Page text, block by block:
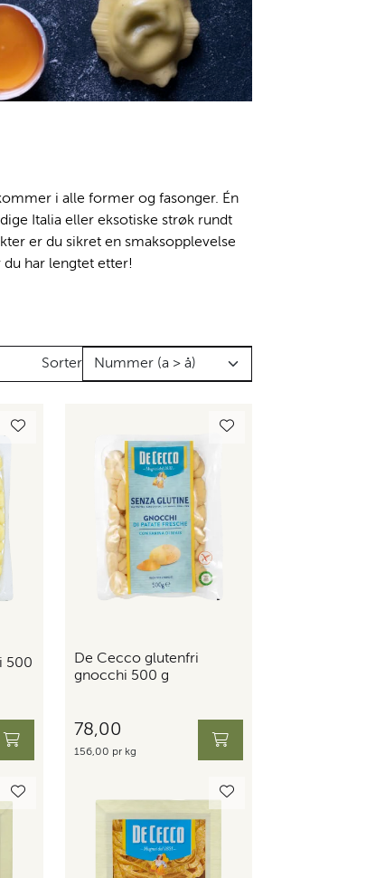
i alle former og fasonger. Én
Italia eller eksotiske strøk rundt
er du sikret en smaksopplevelse
har lengtet etter!
Sorter
500
De Cecco glutenfri
gnocchi 500 g
78,00
156,00 pr kg